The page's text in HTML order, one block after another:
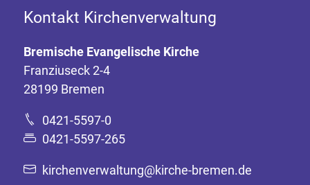
Kontakt Kirchenverwaltung
Bremische Evangelische Kirche
Franziuseck 2-4
28199 Bremen
0421-5597-0
0421-5597-265
kirchenverwaltung@kirche-bremen.de